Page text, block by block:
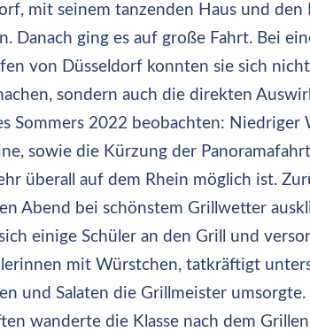
mit seinem tanzenden Haus und den
Danach ging es auf große Fahrt. Bei
von Düsseldorf konnten sie sich
sondern auch die direkten
Sommers 2022 beobachten: Niedriger
sowie die Kürzung der
überall auf dem Rhein möglich ist.
Abend bei schönstem Grillwetter
einige Schüler an den Grill und
mit Würstchen, tatkräftigt
und Salaten die Grillmeister
wanderte die Klasse nach dem